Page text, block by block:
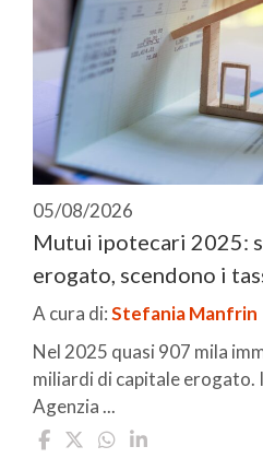
05/08/2026
Mutui ipotecari 2025:
erogato, scendono i
A cura di:Stefania Manfrin
Nel 2025 quasi 907 mila
miliardi di capitale erogato.
Agenzia ...